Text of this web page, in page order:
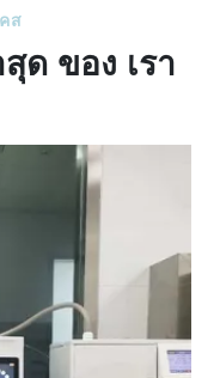
ส
ด ของ เรา